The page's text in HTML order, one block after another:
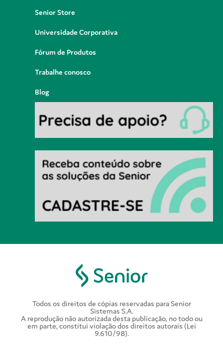
Senior Store
Universidade Corporativa
Fórum de Produtos
Trabalhe conosco
Blog
Todos os direitos de cópias reservadas para Senior
Sistemas S.A.
A reprodução não autorizada desta publicação, no todo ou
em parte, constitui violação dos direitos autorais (Lei
9.610/98).